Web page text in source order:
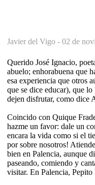
Javier del Vigo - 02 de
Querido José Ignacio,
abuelo; enhorabuena que
esa experiencia que otros
que se dice educar), que
dejen disfrutar, como dice
Coincido con Quique
hazme un favor: dale un
encara la vida como si el
por sobre nosotros!
bien en Palencia, aunque
paseando, comiendo y
visitar. En Palencia,